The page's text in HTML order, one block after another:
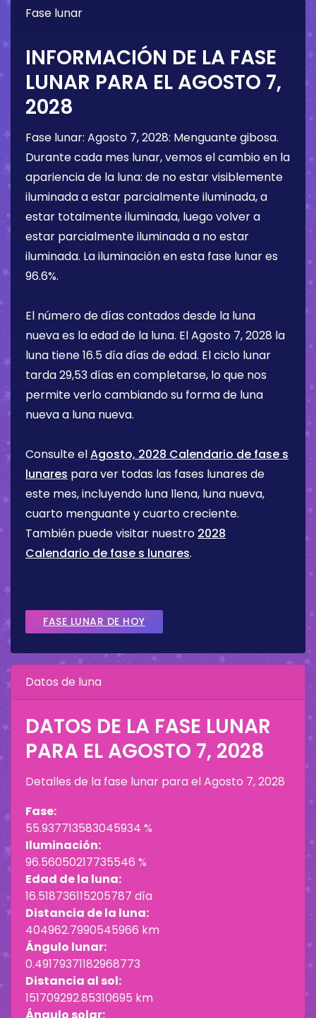
Fase lunar
INFORMACIÓN DE LA FASE
LUNAR PARA EL AGOSTO 7,
2028
Fase lunar: Agosto 7, 2028: Menguante gibosa.
Durante cada mes lunar, vemos el cambio en la
apariencia de la luna: de no estar visiblemente
iluminada a estar parcialmente iluminada, a
estar totalmente iluminada, luego volver a
estar parcialmente iluminada a no estar
iluminada. La iluminación en esta fase lunar es
96.6%.
El número de días contados desde la luna
nueva es la edad de la luna. ElAgosto 7, 2028 la
luna tiene16.5 díadías de edad. El ciclo lunar
tarda 29,53 días en completarse, lo que nos
permite verlo cambiando su forma de luna
nueva a luna nueva.
Consulte elAgosto, 2028 Calendario de fase s
lunares para ver todas las fases lunares de
este mes, incluyendo luna llena, luna nueva,
cuarto menguante y cuarto creciente.
También puede visitar nuestro 2028
Calendario de fase s lunares.
FASE LUNAR DE HOY
Datos de luna
DATOS DE LA FASE LUNAR
PARA EL AGOSTO 7, 2028
Detalles de la fase lunar para elAgosto 7, 2028
Fase:
55.937713583045934 %
Iluminación:
96.56050217735546 %
Edad de la luna:
16.518736115205787 día
Distancia de la luna:
404962.7990545966 km
Ángulo lunar:
0.49179371182968773
Distancia al sol:
151709292.85310695 km